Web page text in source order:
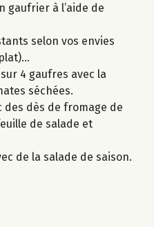
gaufrier à l’aide de
selon vos envies
4 gaufres avec la
séchées.
des dès de fromage de
de salade et
de la salade de saison.